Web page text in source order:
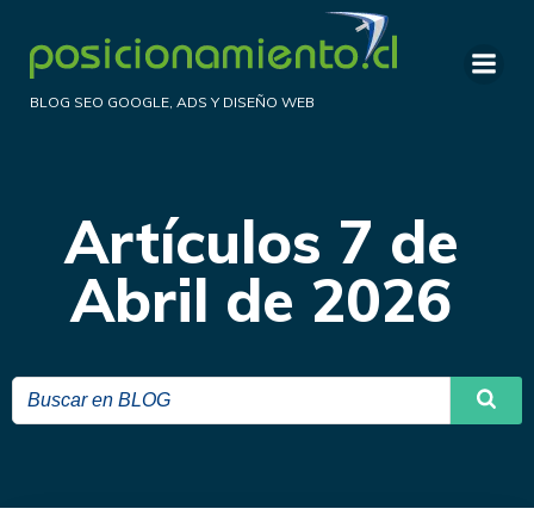
Saltar
al
BLOG SEO GOOGLE, ADS Y DISEÑO WEB
Artículos 7 de
Abril de 2026